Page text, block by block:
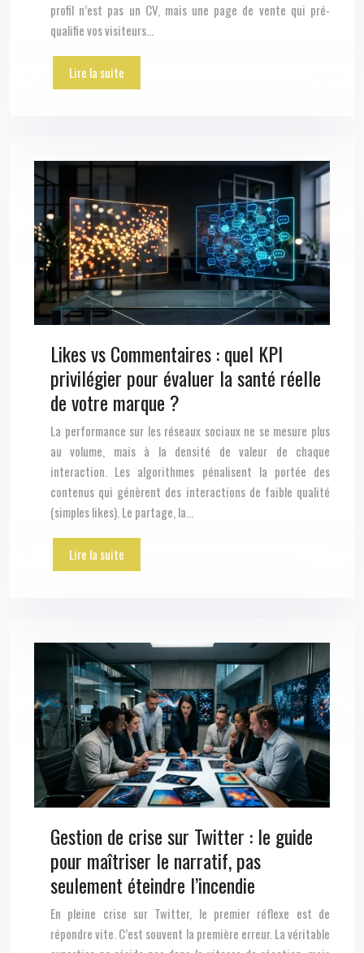
profil n’est pas un CV, mais une page de vente qui pré-
qualifie vos visiteurs…
Lire la suite
Likes vs Commentaires : quel KPI
privilégier pour évaluer la santé réelle
de votre marque ?
La performance sur les réseaux sociaux ne se mesure plus
au volume, mais à la densité de valeur de chaque
interaction. Les algorithmes pénalisent la portée des
contenus qui génèrent des interactions de faible qualité
(simples likes). Le partage, la…
Lire la suite
Gestion de crise sur Twitter : le guide
pour maîtriser le narratif, pas
seulement éteindre l’incendie
En pleine crise sur Twitter, le premier réflexe est de
répondre vite. C’est souvent la première erreur. La véritable